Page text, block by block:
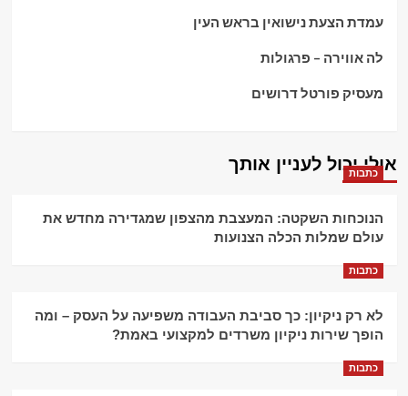
עמדת הצעת נישואין בראש העין
לה אווירה – פרגולות
מעסיק פורטל דרושים
אולי יכול לעניין אותך
כתבות
הנוכחות השקטה: המעצבת מהצפון שמגדירה מחדש את
עולם שמלות הכלה הצנועות
כתבות
לא רק ניקיון: כך סביבת העבודה משפיעה על העסק – ומה
הופך שירות ניקיון משרדים למקצועי באמת?
כתבות